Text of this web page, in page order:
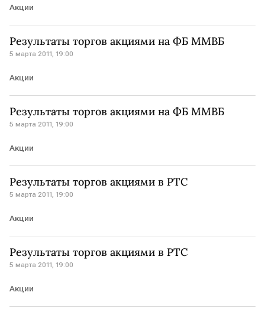
Акции
Результаты торгов акциями на ФБ ММВБ
5 марта 2011, 19:00
Акции
Результаты торгов акциями на ФБ ММВБ
5 марта 2011, 19:00
Акции
Результаты торгов акциями в РТС
5 марта 2011, 19:00
Акции
Результаты торгов акциями в РТС
5 марта 2011, 19:00
Акции